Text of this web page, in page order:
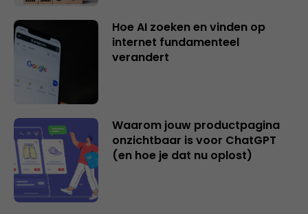
Hoe AI zoeken en vinden op
internet fundamenteel
verandert
Waarom jouw productpagina
onzichtbaar is voor ChatGPT
(en hoe je dat nu oplost)